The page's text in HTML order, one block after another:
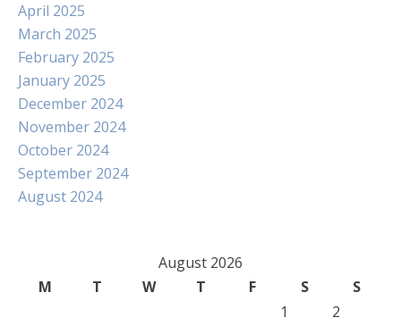
April 2025
March 2025
February 2025
January 2025
December 2024
November 2024
October 2024
September 2024
August 2024
August 2026
M
T W T F S
S
1
2